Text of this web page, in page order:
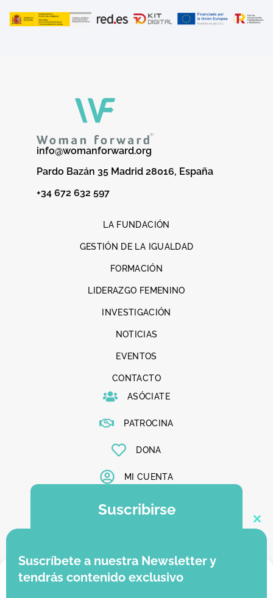
Gestionar consentimiento
info@womanforward.org
Pardo Bazán 35 Madrid 28016, España
+34 672 632 597
LA FUNDACIÓN
GESTIÓN DE LA IGUALDAD
FORMACIÓN
LIDERAZGO FEMENINO
INVESTIGACIÓN
NOTICIAS
EVENTOS
CONTACTO
ASÓCIATE
PATROCINA
DONA
MI CUENTA
Suscribirse
novedades
Suscríbete a nuestra Newsletter y
tendrás contenido exclusivo